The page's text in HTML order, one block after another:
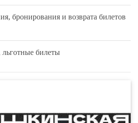
бронирования и возврата билетов
билеты